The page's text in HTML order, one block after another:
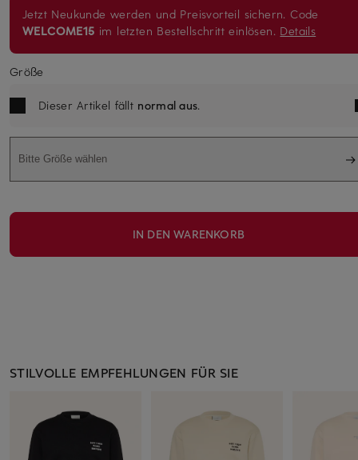
Jetzt Neukunde werden und Preisvorteil sichern. Code
WELCOME15 im letzten Bestellschritt einlösen. Details
Größe
Dieser Artikel fällt normal aus.
Bitte Größe wählen
IN DEN WARENKORB
STILVOLLE EMPFEHLUNGEN FÜR SIE